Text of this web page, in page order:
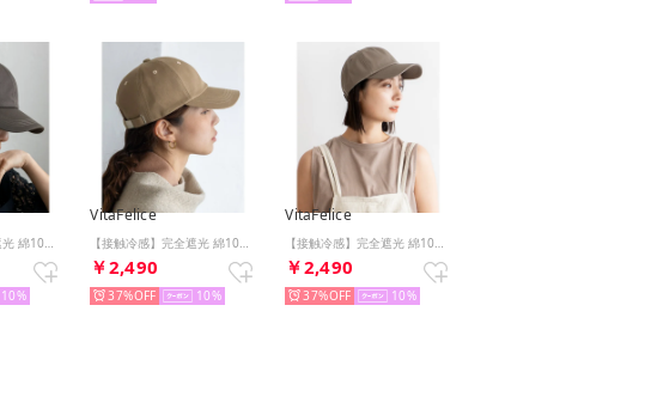
10
VitaFelice
￥2,490
37% 10
VitaFelice
￥2,490
37% 10